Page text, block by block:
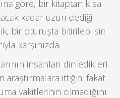
göre, bir kitaptan kısa
kadar uzun dediği
bir oturuşta bitirilebilsin
karşınızda.
insanları dinledikleri
ittiğini fakat
vakitlerinin olmadığını